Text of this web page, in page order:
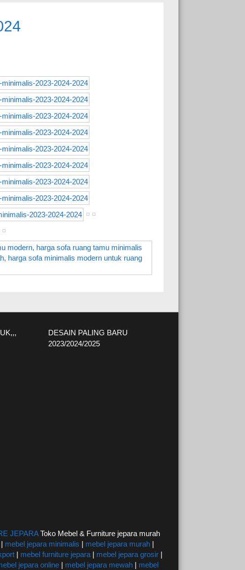
DESAIN PALING BARU
2023/2024/2025
JEPARAToko Mebel & Furniture jepara murah
mebel jepara minimalis | mebel jepara murah|
| mebel furniture jepara | mebel jepara grosir |
jepara online | mebel jepara mewah | mebel